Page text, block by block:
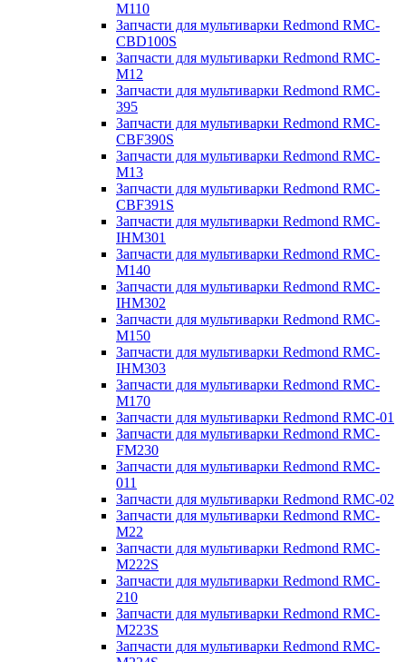
M110
Запчасти для мультиварки Redmond RMC-
CBD100S
Запчасти для мультиварки Redmond RMC-
M12
Запчасти для мультиварки Redmond RMC-
395
Запчасти для мультиварки Redmond RMC-
CBF390S
Запчасти для мультиварки Redmond RMC-
M13
Запчасти для мультиварки Redmond RMC-
CBF391S
Запчасти для мультиварки Redmond RMC-
IHM301
Запчасти для мультиварки Redmond RMC-
M140
Запчасти для мультиварки Redmond RMC-
IHM302
Запчасти для мультиварки Redmond RMC-
M150
Запчасти для мультиварки Redmond RMC-
IHM303
Запчасти для мультиварки Redmond RMC-
M170
Запчасти для мультиварки Redmond RMC-01
Запчасти для мультиварки Redmond RMC-
FM230
Запчасти для мультиварки Redmond RMC-
011
Запчасти для мультиварки Redmond RMC-02
Запчасти для мультиварки Redmond RMC-
M22
Запчасти для мультиварки Redmond RMC-
M222S
Запчасти для мультиварки Redmond RMC-
210
Запчасти для мультиварки Redmond RMC-
M223S
Запчасти для мультиварки Redmond RMC-